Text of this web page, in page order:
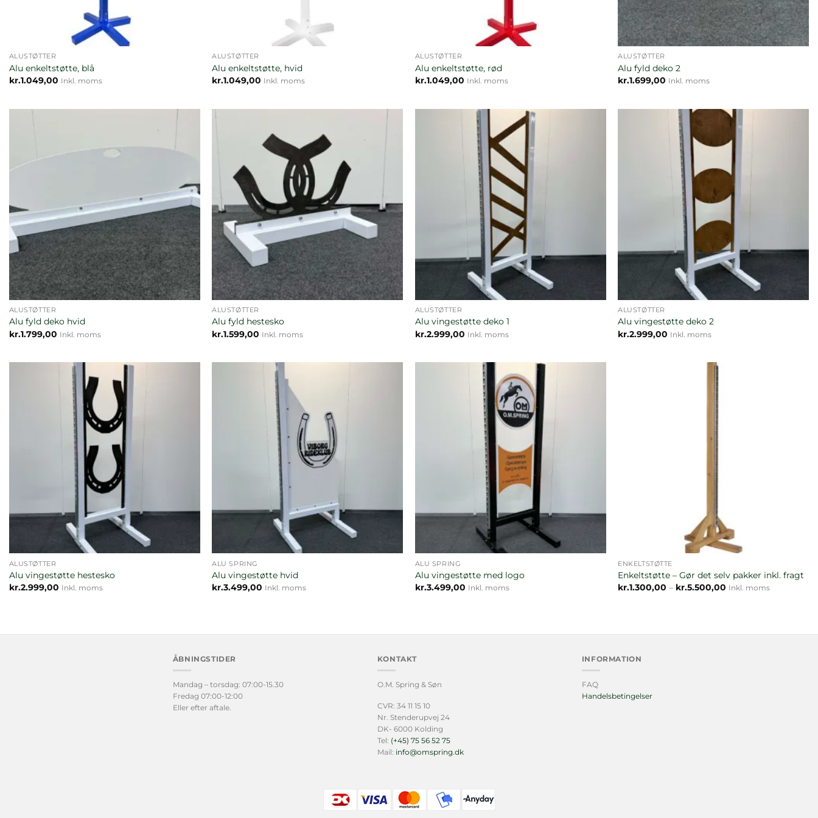
ALUSTØTTER
Alu enkeltstøtte, blå
kr.1.049,00 Inkl. moms
ALUSTØTTER
Alu enkeltstøtte, hvid
kr.1.049,00 Inkl. moms
ALUSTØTTER
Alu enkeltstøtte, rød
kr.1.049,00 Inkl. moms
ALUSTØTTER
Alu fyld deko 2
kr.1.699,00 Inkl. moms
ALUSTØTTER
Alu fyld deko hvid
kr.1.799,00 Inkl. moms
ALUSTØTTER
Alu fyld hestesko
kr.1.599,00 Inkl. moms
ALUSTØTTER
Alu vingestøtte deko 1
kr.2.999,00 Inkl. moms
ALUSTØTTER
Alu vingestøtte deko 2
kr.2.999,00 Inkl. moms
ALUSTØTTER
Alu vingestøtte hestesko
kr.2.999,00 Inkl. moms
ALU SPRING
Alu vingestøtte hvid
kr.3.499,00 Inkl. moms
ALU SPRING
Alu vingestøtte med logo
kr.3.499,00 Inkl. moms
ENKELTSTØTTE
Enkeltstøtte – Gør det selv pakker inkl. fragt
kr.1.300,00 – kr.5.500,00 Prisinterval:
Inkl. moms
ÅBNINGSTIDER
Mandag – torsdag: 07:00-15.30
Fredag 07:00-12:00
Eller efter aftale.
KONTAKT
O.M. Spring & Søn
CVR: 34 11 15 10
Nr. Stenderupvej 24
DK- 6000 Kolding
Tel: (+45) 75 56 52 75
Mail: info@omspring.dk
INFORMATION
FAQ
Handelsbetingelser